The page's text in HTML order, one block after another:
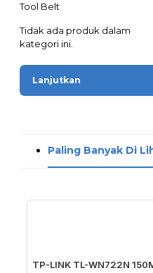
Tool Belt
Tidak ada produk dalam
kategori ini.
Lanjutkan
Paling Banyak Di
TP-LINK TL-WN722N